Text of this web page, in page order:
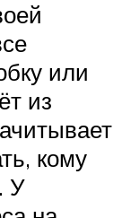
или
из
кому
У